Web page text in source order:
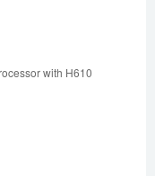
with H610